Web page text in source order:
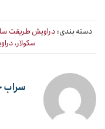
دسته بندی:دراویش طریقت
سکولار،
سراب